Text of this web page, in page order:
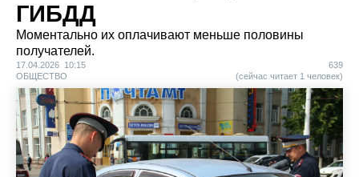
ГИБДД
Моментально их оплачивают меньше половины
получателей.
17.04.2026 10:15
ОБЩЕСТВО
639
(сейчас читает 1 человек)